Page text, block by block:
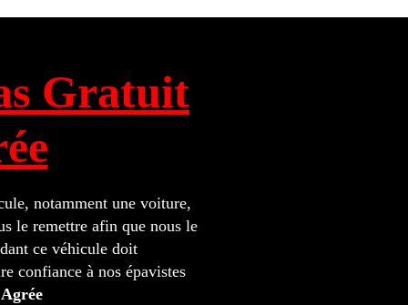
Gratuit
notamment une voiture,
le remettre afin que nous le
ce véhicule doit
confiance à nos épavistes